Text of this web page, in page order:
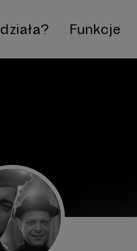
Funkcje